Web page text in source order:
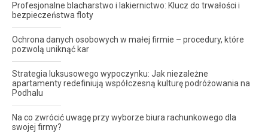
Profesjonalne blacharstwo i lakiernictwo: Klucz do trwałości i
bezpieczeństwa floty
Ochrona danych osobowych w małej firmie – procedury, które
pozwolą uniknąć kar
Strategia luksusowego wypoczynku: Jak niezależne
apartamenty redefiniują współczesną kulturę podróżowania na
Podhalu
Na co zwrócić uwagę przy wyborze biura rachunkowego dla
swojej firmy?